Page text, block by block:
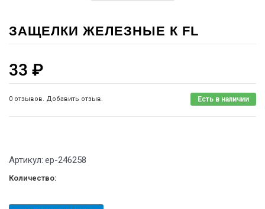
ЗАЩЕЛКИ ЖЕЛЕЗНЫЕ К FL
33 ₽
0 отзывов. Добавить отзыв. Есть в наличии
Артикул: ep-246258
Количество: